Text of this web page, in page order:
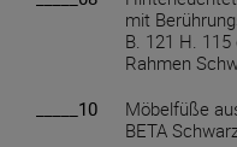
mit
B. 121 H. 115
Rahmen
_____10
Möbelfüße
BETA